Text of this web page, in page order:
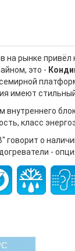
на рынке
это -
имеют
класс
говорит о
-